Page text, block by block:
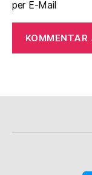
per E-Mail